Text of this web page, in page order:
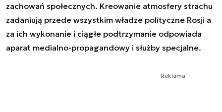
zachowań społecznych. Kreowanie atmosfery strachu
zadaniują przede wszystkim władze polityczne Rosji a
za ich wykonanie i ciągłe podtrzymanie odpowiada
aparat medialno-propagandowy i służby specjalne.
Reklama